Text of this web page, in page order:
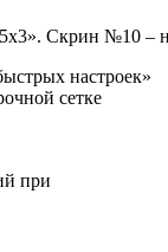
Скрин №10 –
настроек»
сетке
при